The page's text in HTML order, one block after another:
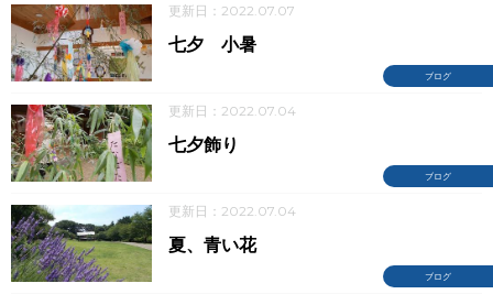
更新日：2022.07.07
ブログ
七夕 小暑
更新日：2022.07.04
ブログ
七夕飾り
更新日：2022.07.04
ブログ
夏、青い花